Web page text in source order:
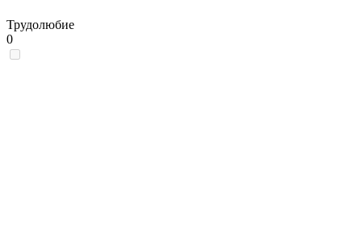
Трудолюбие
0